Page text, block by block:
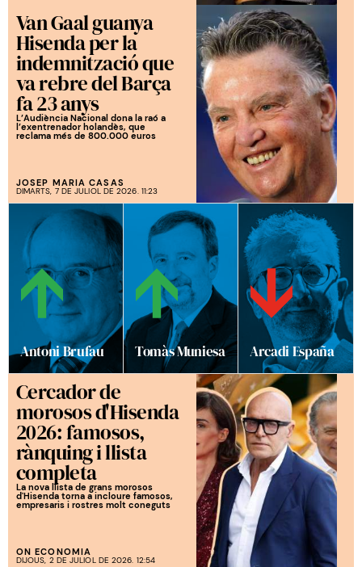
Van Gaal guanya
Hisenda per la
indemnització que
va rebre del Barça
fa 23 anys
L’Audiència Nacional dona la raó a
l’exentrenador holandès, que
reclama més de 800.000 euros
JOSEP MARIA CASAS
DIMARTS, 7 DE JULIOL DE 2026. 11:23
Antoni Brufau Tomàs Muniesa Arcadi España
Cercador de
morosos d'Hisenda
2026: famosos,
rànquing i llista
completa
La nova llista de grans morosos
d'Hisenda torna a incloure famosos,
empresaris i rostres molt coneguts
ON ECONOMIA
DIJOUS, 2 DE JULIOL DE 2026. 12:54